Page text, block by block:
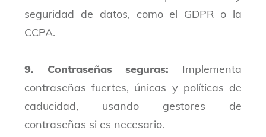
seguridad de datos, como el GDPR o la
CCPA.
9. Contraseñas seguras: Implementa
contraseñas fuertes, únicas y políticas de
caducidad, usando gestores de
contraseñas si es necesario.